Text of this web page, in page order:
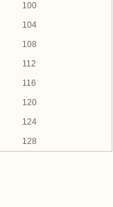
100
104
108
112
116
120
124
128